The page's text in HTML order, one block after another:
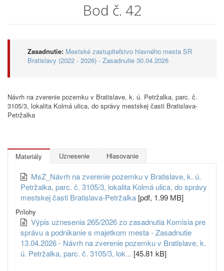
Bod č. 42
Zasadnutie: Mestské zastupiteľstvo hlavného mesta SR
Bratislavy (2022 - 2026) - Zasadnutie 30.04.2026
Návrh na zverenie pozemku v Bratislave, k. ú. Petržalka, parc. č.
3105/3, lokalita Kolmá ulica, do správy mestskej časti Bratislava-
Petržalka
Materiály Uznesenie Hlasovanie
MsZ_Návrh na zverenie pozemku v Bratislave, k. ú.
Petržalka, parc. č. 3105/3, lokalita Kolmá ulica, do správy
mestskej časti Bratislava-Petržalka [pdf, 1.99 MB]
Prílohy
Výpis uznesenia 265/2026 zo zasadnutia Komisia pre
správu a podnikanie s majetkom mesta - Zasadnutie
13.04.2026 - Návrh na zverenie pozemku v Bratislave, k.
ú. Petržalka, parc. č. 3105/3, lok... [45.81 kB]